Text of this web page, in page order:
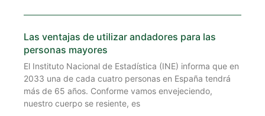
Las ventajas de utilizar andadores para las
personas mayores
El Instituto Nacional de Estadística (INE) informa que en
2033 una de cada cuatro personas en España tendrá
más de 65 años. Conforme vamos envejeciendo,
nuestro cuerpo se resiente, es